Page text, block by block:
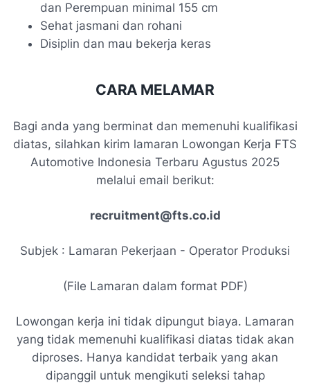
dan Perempuan minimal 155 cm
Sehat jasmani dan rohani
Disiplin dan mau bekerja keras
CARA MELAMAR
Bagi anda yang berminat dan memenuhi kualifikasi
diatas, silahkan kirim lamaran Lowongan Kerja FTS
Automotive Indonesia Terbaru Agustus 2025
melalui email berikut:
recruitment@fts.co.id
Subjek : Lamaran Pekerjaan - Operator Produksi
(File Lamaran dalam format PDF)
Lowongan kerja ini tidak dipungut biaya. Lamaran
yang tidak memenuhi kualifikasi diatas tidak akan
diproses. Hanya kandidat terbaik yang akan
dipanggil untuk mengikuti seleksi tahap